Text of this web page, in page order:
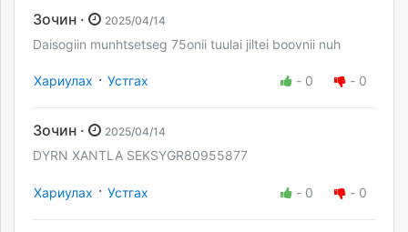
Зочин · 2025/04/14
Daisogiin munhtsetseg 75onii tuulai jiltei boovnii nuh
Хариулах · Устгах - 0 - 0
Зочин · 2025/04/14
DYRN XANTLA SEKSYGR80955877
Хариулах · Устгах - 0 - 0